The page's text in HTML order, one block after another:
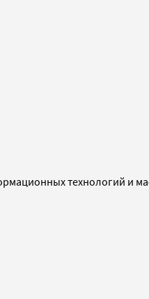
технологий и